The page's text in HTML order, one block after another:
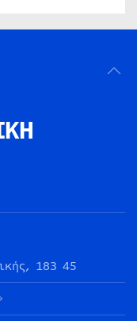
183 45